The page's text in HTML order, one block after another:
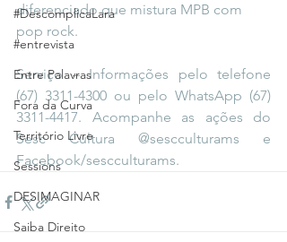
#DescomplicaLara
#entrevista
Entre Palavras
Fora da Curva
Território Livre
Sessions
DESIMAGINAR
Saiba Direito
diferenciado que mistura MPB com
pop rock.
Serviço – Informações pelo telefone
(67) 3311-4300 ou pelo WhatsApp (67)
3311-4417. Acompanhe as ações do
Sesc Cultura @sescculturams e
Facebook/sescculturams.